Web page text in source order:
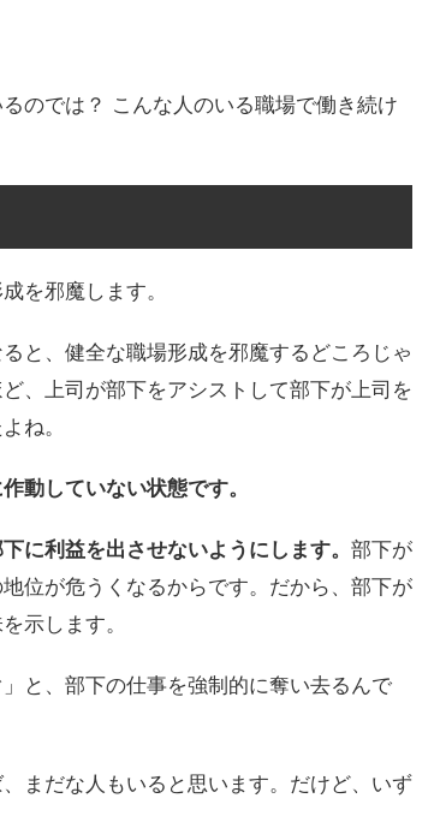
のでは？ こんな人のいる職場で働き続け
を邪魔します。
と、健全な職場形成を邪魔するどころじゃ
、上司が部下をアシストして部下が上司を
ね。
動していない状態です。
に利益を出させないようにします。 部下が
位が危うくなるからです。だから、部下が
示します。
と、部下の仕事を強制的に奪い去るんで
まだな人もいると思います。だけど、いず